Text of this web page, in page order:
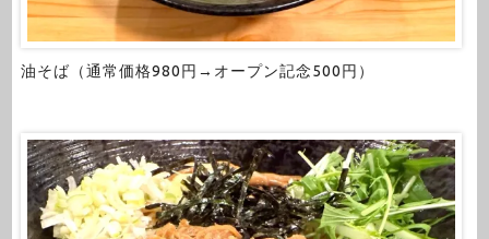
油そば（通常価格980円→オープン記念500円）